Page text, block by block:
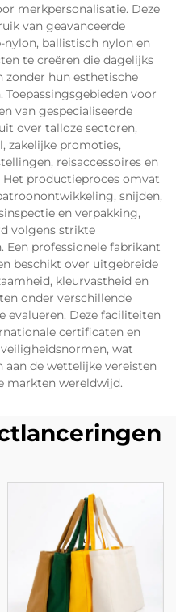
merkpersonalisatie. Deze
van geavanceerde
ballistisch nylon en
te creëren die dagelijks
zonder hun esthetische
voor
van gespecialiseerde
over talloze sectoren,
zakelijke promoties,
reisaccessoires en
productieproces omvat
snijden,
en verpakking,
volgens strikte
professionele fabrikant
beschikt over uitgebreide
kleurvastheid en
onder verschillende
Deze faciliteiten
certificaten en
wat
de wettelijke vereisten
markten wereldwijd.